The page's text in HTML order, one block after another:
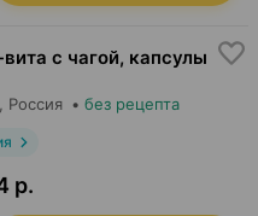
с чагой, капсулы
, Россия • без рецепта
р.